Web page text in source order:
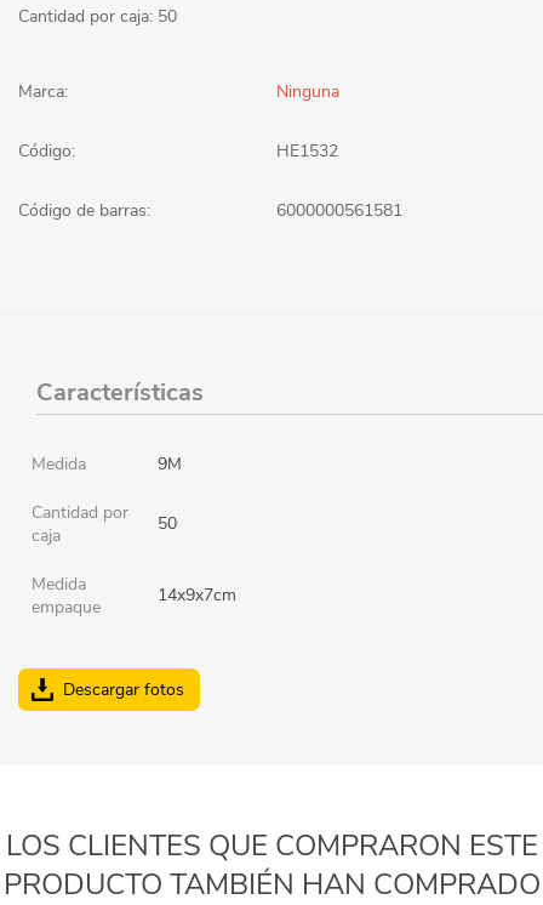
Cantidad por caja: 50
Marca: Ninguna
Código: HE1532
Código de barras: 6000000561581
Características
Medida 9M
Cantidad por
caja
50
Medida
empaque
14x9x7cm
Descargar fotos
LOS CLIENTES QUE COMPRARON ESTE
PRODUCTO TAMBIÉN HAN COMPRADO